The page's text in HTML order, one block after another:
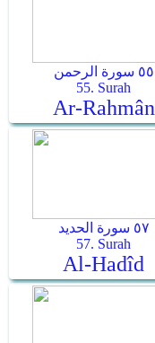
٥٥ سورة الرحمن
55. Surah
Ar-Rahmân
٥٧ سورة الحديد
57. Surah
Al-Hadîd